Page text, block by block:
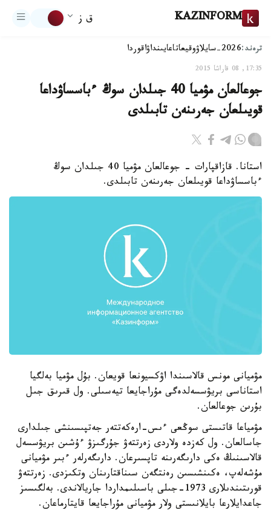
KAZINFORM ق ز
ترەند:2026-سايلاۋ وقيعاتاعايىنداۋاقوردا
17:35, 08 قاراشا 2015
جوعالعان مۋميا 40 جىلدان سوڭ ءباسساۋداعا
قويىلعان جەرىنەن تابىلدى
استانا. قازاقپارات - جوعالعان مۋميا 40 جىلدان سوڭ
ءباسساۋداعا قويىلعان جەرىنەن تابىلدى.
مۋميانى مونس قالاسىندا اۋكسيونعا قويعان. بۇل مۋميا بەلگيا
استاناسى بريۋسسەلدەگى مۇراجايعا تيەسىلى. ول قىرىق جىل
بۇرىن جوعالعان.
مۋمياعا قاتىستى سوڭعى ءىس-ارەكەتتەر جەتپىسىنشى جىلدارى
جاسالعان. ول كەزدە ولاردى زەرتتەۋ جۇرگىزۋ ءۇشىن بريۋسسەل
قالاسىنىڭ ەكى دارىگەرىنە تاپسىرعان. دارىگەرلەر ءبىر مۋميانى
مۇشەلەپ، ەكىنشىسىن رەنتگەن سىناقتارىنان وتكىزدى. زەرتتەۋ
قورىتىندىلارى 1973-جىلى باسىلىمداردا جاريالاندى. بەلگىسىز
جاعدايلارعا بايلانىستى ولار مۋميانى مۇراجايعا قايتارماعان.